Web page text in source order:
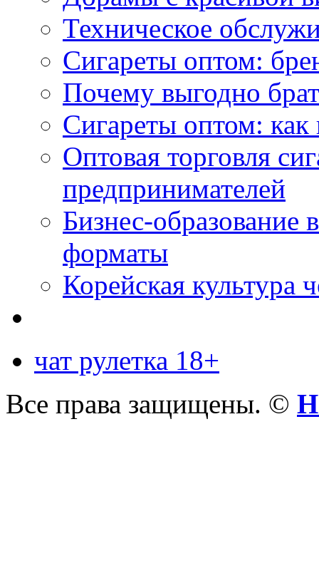
Техническое
Сигареты оптом:
Почему выгодно
Сигареты оптом: как
Оптовая торговля
предпринимателей
Бизнес-образование
форматы
Корейская культура
чат рулетка 18+
Все права защищены. ©